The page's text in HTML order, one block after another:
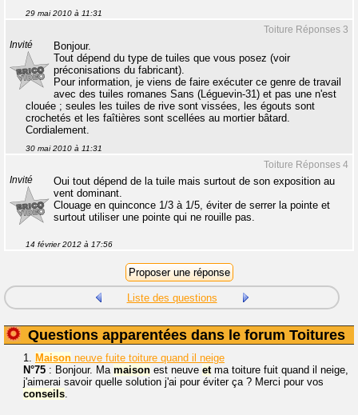
29 mai 2010 à 11:31
Toiture Réponses 3
Invité
Bonjour.
Tout dépend du type de tuiles que vous posez (voir
préconisations du fabricant).
Pour information, je viens de faire exécuter ce genre de travail
avec des tuiles romanes Sans (Léguevin-31) et pas une n'est
clouée ; seules les tuiles de rive sont vissées, les égouts sont
crochetés et les faîtières sont scellées au mortier bâtard.
Cordialement.
30 mai 2010 à 11:31
Toiture Réponses 4
Invité
Oui tout dépend de la tuile mais surtout de son exposition au
vent dominant.
Clouage en quinconce 1/3 à 1/5, éviter de serrer la pointe et
surtout utiliser une pointe qui ne rouille pas.
14 février 2012 à 17:56
Liste des questions
Questions apparentées dans le forum Toitures
1. Maison neuve fuite toiture quand il neige
N°75 : Bonjour. Ma maison est neuve etma toiture fuit quand il neige,
j'aimerai savoir quelle solution j'ai pour éviter ça ? Merci pour vos
conseils.